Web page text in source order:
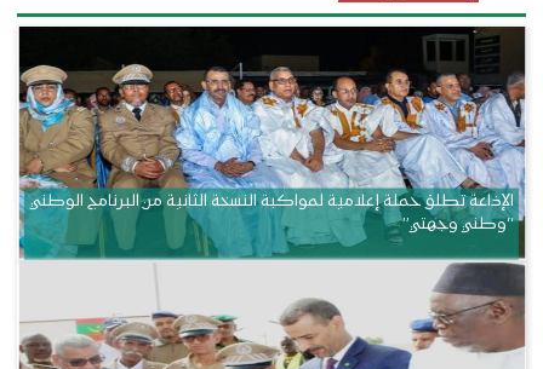
الإذاعة تطلق حملة إعلامية لمواكبة النسخة الثانية من البرنامج الوطني
“وطني وجهتي”